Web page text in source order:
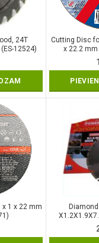
24T
12524)
Cutting Disc
x 22.2 mm
1 x 22 mm